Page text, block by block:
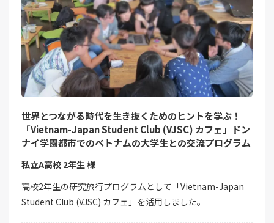
世界とつながる時代を生き抜くためのヒントを学ぶ！
「Vietnam-Japan Student Club (VJSC) カフェ」ドン
ナイ学園都市でのベトナムの大学生との交流プログラム
私立A高校 2年生 様
高校2年生の研究旅行プログラムとして「Vietnam-Japan
Student Club (VJSC) カフェ」を活用しました。